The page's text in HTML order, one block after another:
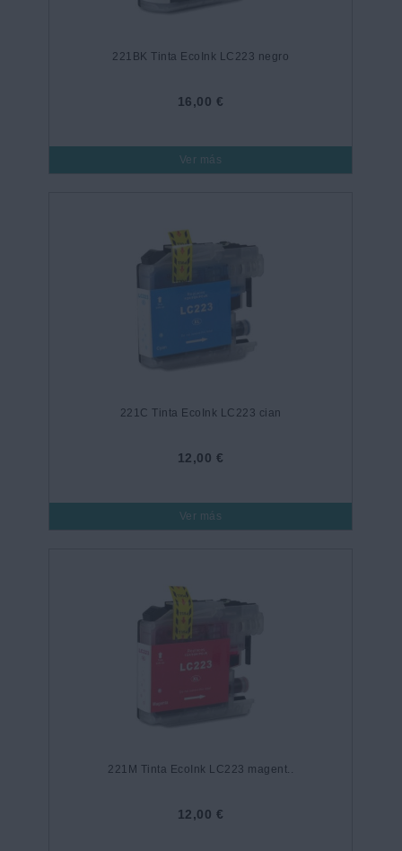
221BK Tinta EcoInk LC223 negro
16,00 €
Ver más
221C Tinta EcoInk LC223 cian
12,00 €
Ver más
221M Tinta EcoInk LC223 magent..
12,00 €